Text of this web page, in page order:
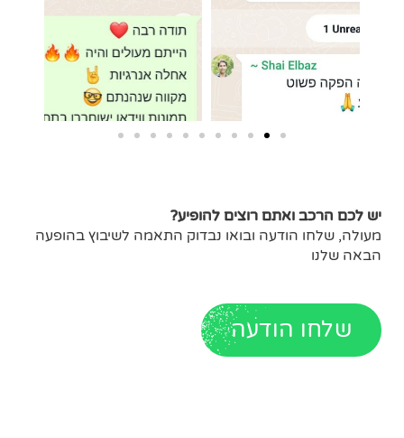
יש לכם הרכב ואתם רוצים להופיע?
מעולה, שלחו הודעה ובואו נבדוק התאמה לשיבוץ בהופעה
הבאה שלנו
שלחו הודעה